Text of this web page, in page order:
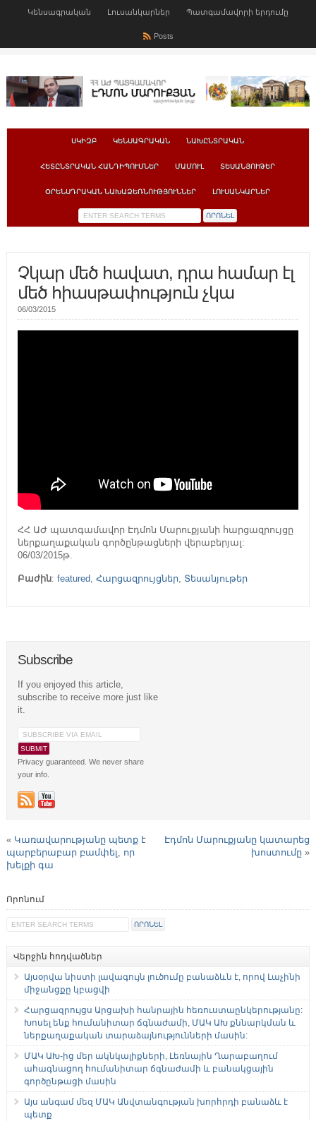
Կենսագրական Լուսանկարներ Պատգամավորի երդումը
Posts
ՍԿԻԶԲ ԿԵՆՍԱԳՐԱԿԱՆ ՆԱԽԸՆՏՐԱԿԱՆ
ՀԵՏԸՆՏՐԱԿԱՆ ՀԱՆԴԻՊՈՒՄՆԵՐ ՄԱՄՈՒԼ ՏԵՍԱՆՅՈՒԹԵՐ
ՕՐԵՆՍԴՐԱԿԱՆ ՆԱԽԱՁԵՌՆՈՒԹՅՈՒՆՆԵՐ ԼՈՒՍԱՆԿԱՐՆԵՐ
Չկար մեծ հավատ, դրա համար էլ
մեծ հիասթափություն չկա
06/03/2015
ՀՀ ԱԺ պատգամավոր Էդմոն Մարուքյանի հարցազրույցը
ներքաղաքական գործընթացների վերաբերյալ:
06/03/2015թ.
Բաժին: featured, Հարցազրույցներ, Տեսանյութեր
Subscribe
If you enjoyed this article,
subscribe to receive more just like
it.
Privacy guaranteed. We never share
your info.
« Կառավարությանը պետք է
պարբերաբար բամփել, որ
խելքի գա
Էդմոն Մարուքյանը կատարեց
խոստումը »
Որոնում
Վերջին հոդվածներ
Այսօրվա նիստի լավագույն լուծումը բանաձևն է, որով Լաչինի
միջանցքը կբացվի
Հարցազրույցս Արցախի հանրային հեռուստաընկերությանը:
Խոսել ենք հումանիտար ճգնաժամի, ՄԱԿ ԱԽ քննարկման և
ներքաղաքական տարաձայնությունների մասին:
ՄԱԿ ԱԽ-ից մեր ակնկալիքների, Լեռնային Ղարաբաղում
ահագնացող հումանիտար ճգնաժամի և բանակցային
գործընթացի մասին
Այս անգամ մեզ ՄԱԿ Անվտանգության խորհրդի բանաձև է
պետք